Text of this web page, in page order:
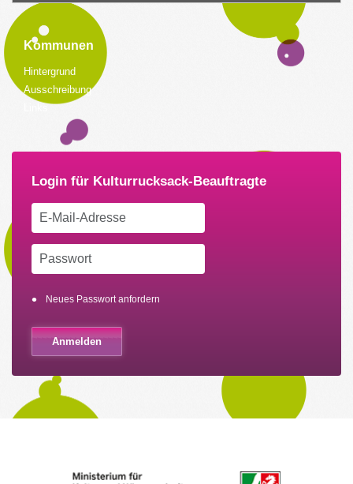
Kommunen
Hintergrund
Ausschreibung
Links
Neues Passwort anfordern